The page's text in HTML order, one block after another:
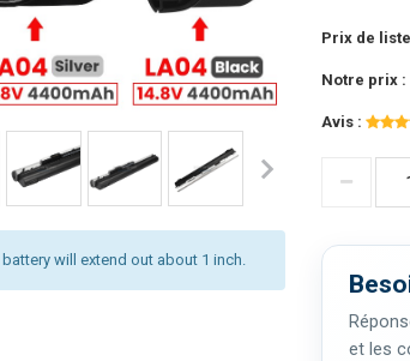
will extend out about 1 inch.
Prix de
Notre prix :
Avis :
et les